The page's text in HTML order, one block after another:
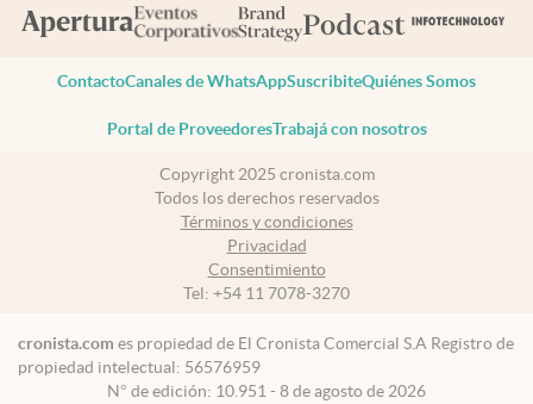
ContactoCanales de WhatsAppSuscribiteQuiénes Somos
Portal de ProveedoresTrabajá con nosotros
Copyright 2025 cronista.com
Todos los derechos reservados
Términos y condiciones
Privacidad
Consentimiento
Tel: +54 11 7078-3270
cronista.com es propiedad de El Cronista Comercial S.A Registro de
propiedad intelectual: 56576959
N° de edición: 10.951 - 8 de agosto de 2026